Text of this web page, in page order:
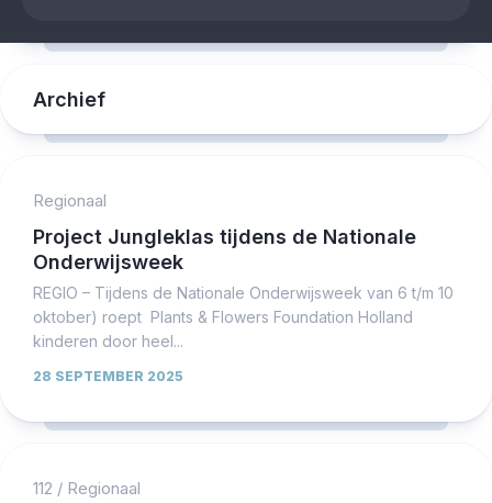
Archief
Regionaal
Project Jungleklas tijdens de Nationale
Onderwijsweek
REGIO – Tijdens de Nationale Onderwijsweek van 6 t/m 10
oktober) roept Plants & Flowers Foundation Holland
kinderen door heel...
28 SEPTEMBER 2025
112 / Regionaal